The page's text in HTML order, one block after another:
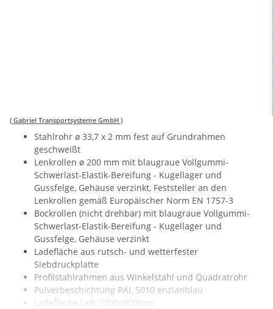
( Gabriel Transportsysteme GmbH )
Stahlrohr ø 33,7 x 2 mm fest auf Grundrahmen
geschweißt
Lenkrollen ø 200 mm mit blaugraue Vollgummi-
Schwerlast-Elastik-Bereifung - Kugellager und
Gussfelge, Gehäuse verzinkt, Feststeller an den
Lenkrollen gemäß Europäischer Norm EN 1757-3
Bockrollen (nicht drehbar) mit blaugraue Vollgummi-
Schwerlast-Elastik-Bereifung - Kugellager und
Gussfelge, Gehäuse verzinkt
Ladefläche aus rutsch- und wetterfester
Siebdruckplatte
Profilstahlrahmen aus Winkelstahl und Quadratrohr
Pulverbeschichtung RAL 5010 enzianblau
Ladefläche LxB: 2000x800mm